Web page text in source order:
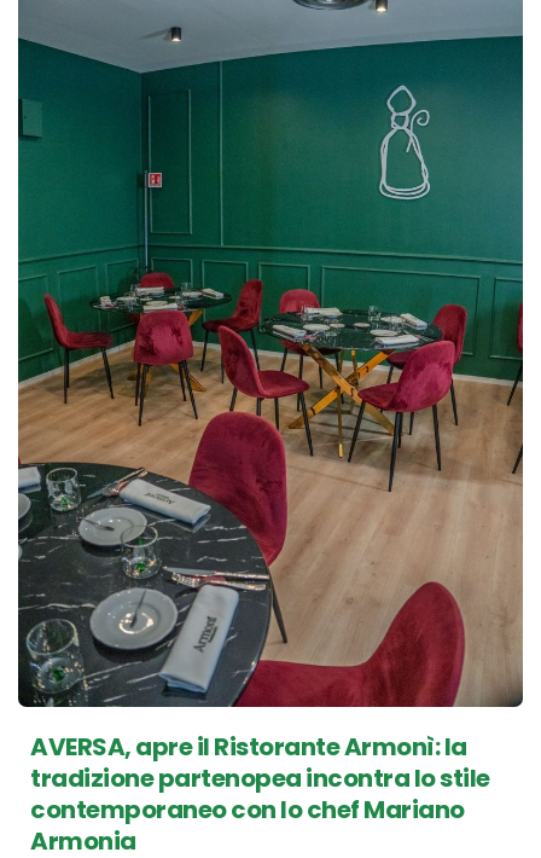
AVERSA, apre il Ristorante Armonì: la
tradizione partenopea incontra lo stile
contemporaneo con lo chef Mariano
Armonia